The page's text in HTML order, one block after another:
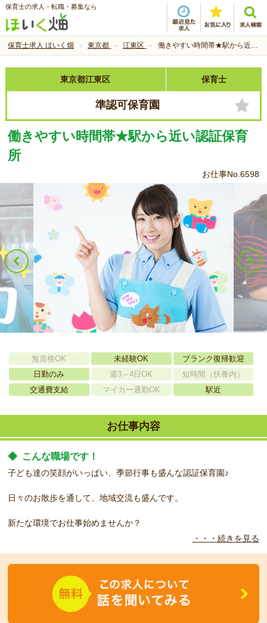
保育士の求人・転職・募集なら
保育士求人 ほいく畑 東京都 江東区 働きやすい時間帯★駅から近い認証保育所
東京都江東区 保育士
準認可保育園
働きやすい時間帯★駅から近い認証保育
所
お仕事No.6598
無資格OK 未経験OK
ブランク復帰歓迎
日勤のみ
週3～4日OK
短時間（扶養内）
交通費支給
マイカー通勤OK 駅近
お仕事内容
◆ こんな職場です！
子ども達の笑顔がいっぱい、季節行事も盛んな認証保育園♪
日々のお散歩を通して、地域交流も盛んです。
新たな環境でお仕事始めませんか？
時間短縮（10:00～18:00など）も応相談です！
予定も立てやすくプライベートも充実！！
・・・続きを見る